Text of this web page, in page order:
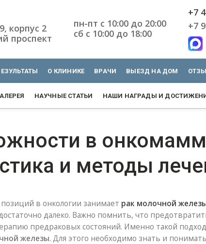
корпус 2
проспект
пн-пт с 10:00 до 20:00
сб с 10:00 до 18:00
+7
+7
О КЛИНИКЕ ВРАЧИ ВЫЕЗД НА ДОМ
НАУЧНЫЕ СТАТЬИ НАШИ НАГРАДЫ И
в
и методы
в онкологии занимает рак молочной
далеко. Важно помнить, что
предраковых состояний. Именно такой
железы. Для этого необходимо знать и